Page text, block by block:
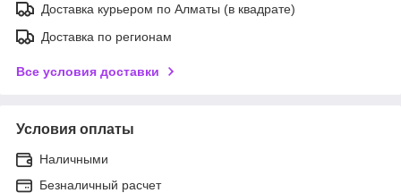
Доставка курьером по Алматы (в квадрате)
Доставка по регионам
Все условия доставки
Условия оплаты
Наличными
Безналичный расчет